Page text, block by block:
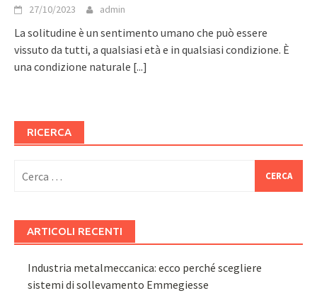
27/10/2023 admin
La solitudine è un sentimento umano che può essere
vissuto da tutti, a qualsiasi età e in qualsiasi condizione. È
una condizione naturale [...]
RICERCA
per:
ARTICOLI RECENTI
Industria metalmeccanica: ecco perché scegliere
sistemi di sollevamento Emmegiesse